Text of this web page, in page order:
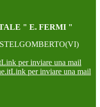
" E. FERMI "
Link per inviare una mail
Link per inviare una mail